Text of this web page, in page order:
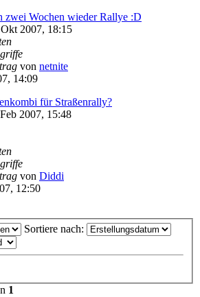
zwei Wochen wieder Rallye :D
2007, 18:15
von netnite
14:09
für Straßenrally?
2007, 15:48
von Diddi
12:50
Sortiere nach:
1